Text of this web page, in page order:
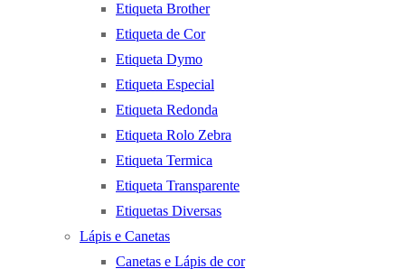
Etiqueta Brother
Etiqueta de Cor
Etiqueta Dymo
Etiqueta Especial
Etiqueta Redonda
Etiqueta Rolo Zebra
Etiqueta Termica
Etiqueta Transparente
Etiquetas Diversas
Lápis e Canetas
Canetas e Lápis de cor